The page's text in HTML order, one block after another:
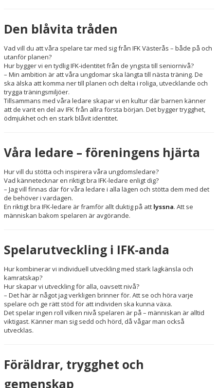
Den blåvita tråden
Vad vill du att våra spelare tar med sig från IFK Västerås – både på och
utanför planen?
Hur bygger vi en tydlig IFK-identitet från de yngsta till seniornivå?
– Min ambition är att våra ungdomar ska längta till nästa träning. De
ska älska att komma ner till planen och delta i roliga, utvecklande och
trygga träningsmiljöer.
Tillsammans med våra ledare skapar vi en kultur där barnen känner
att de varit en del av IFK från allra första början. Det bygger trygghet,
ödmjukhet och en stark blåvit identitet.
Våra ledare – föreningens hjärta
Hur vill du stötta och inspirera våra ungdomsledare?
Vad kännetecknar en riktigt bra IFK-ledare enligt dig?
– Jag vill finnas där för våra ledare i alla lägen och stötta dem med det
de behöver i vardagen.
En riktigt bra IFK-ledare är framför allt duktig på att lyssna. Att se
människan bakom spelaren är avgörande.
Spelarutveckling i IFK-anda
Hur kombinerar vi individuell utveckling med stark lagkänsla och
kamratskap?
Hur skapar vi utveckling för alla, oavsett nivå?
– Det här är något jag verkligen brinner för. Att se och höra varje
spelare och ge rätt stöd för att individen ska kunna växa.
Det spelar ingen roll vilken nivå spelaren är på – människan är alltid
viktigast. Känner man sig sedd och hörd, då vågar man också
utvecklas.
Föräldrar, trygghet och
gemenskap